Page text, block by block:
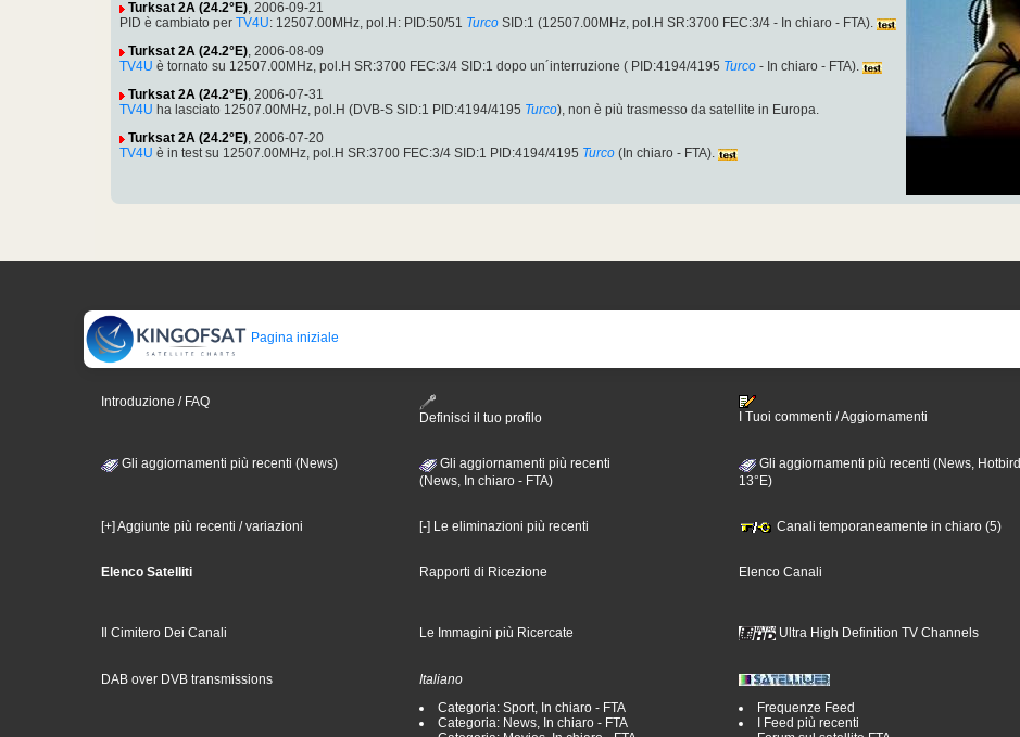
Turksat 2A (24.2°E), 2006-09-21
PID è cambiato per TV4U: 12507.00MHz, pol.H: PID:50/51 Turco SID:1 (12507.00MHz, pol.H SR:3700 FEC:3/4 - In chiaro - FTA).
Turksat 2A (24.2°E), 2006-08-09
TV4U è tornato su 12507.00MHz, pol.H SR:3700 FEC:3/4 SID:1 dopo un´interruzione ( PID:4194/4195 Turco - In chiaro - FTA).
Turksat 2A (24.2°E), 2006-07-31
TV4U ha lasciato 12507.00MHz, pol.H (DVB-S SID:1 PID:4194/4195 Turco), non è più trasmesso da satellite in Europa.
Turksat 2A (24.2°E), 2006-07-20
TV4U è in test su 12507.00MHz, pol.H SR:3700 FEC:3/4 SID:1 PID:4194/4195 Turco (In chiaro - FTA).
Pagina iniziale
Introduzione / FAQ
Definisci il tuo profilo
I Tuoi commenti / Aggiornamenti
Gli aggiornamenti più recenti (News)
Gli aggiornamenti più recenti
(News, In chiaro - FTA)
Gli aggiornamenti più recenti (News, Hotbird
13°E)
[+] Aggiunte più recenti / variazioni [-] Le eliminazioni più recenti Canali temporaneamente in chiaro (5)
Elenco Satelliti Rapporti di Ricezione Elenco Canali
Il Cimitero Dei Canali Le Immagini più Ricercate Ultra High Definition TV Channels
DAB over DVB transmissions
Italiano
Categoria: Sport, In chiaro - FTA
Categoria: News, In chiaro - FTA
Frequenze Feed
I Feed più recenti